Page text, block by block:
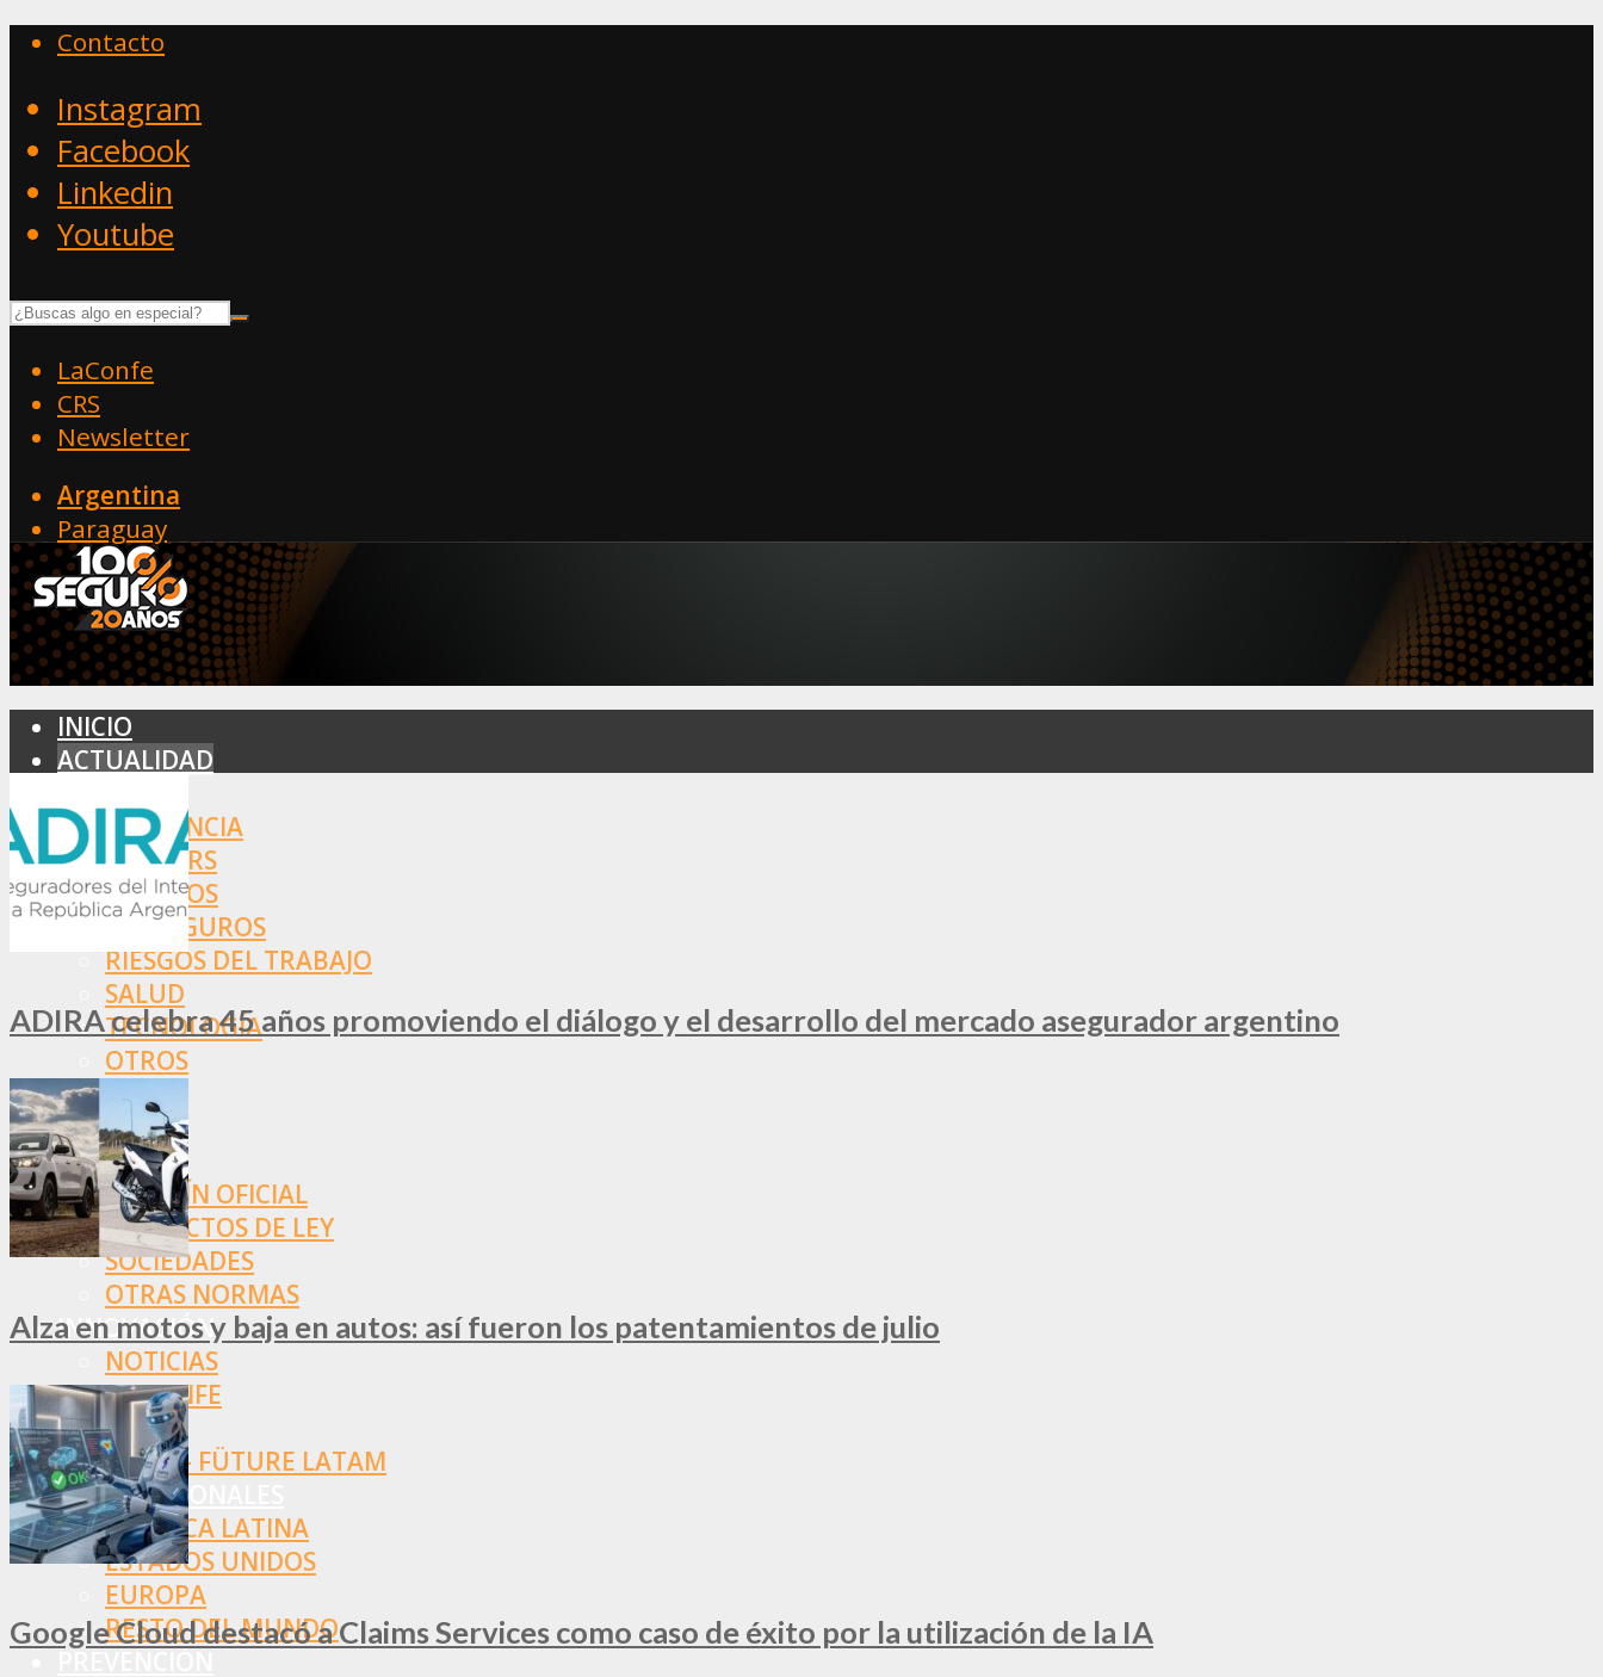
Contacto
Instagram
Facebook
Linkedin
Youtube
LaConfe
CRS
Newsletter
Argentina
Paraguay
INICIO
ACTUALIDAD
ASISTENCIA
BROKERS
SEGUROS
REASEGUROS
RIESGOS DEL TRABAJO
SALUD
TECNOLOGÍA
OTROS
NORMAS
SSN
SRT
BOLETÍN OFICIAL
PROYECTOS DE LEY
SOCIEDADES
OTRAS NORMAS
INNOVACIÓN
NOTICIAS
LA CONFE
ITC
INESE – FÜTURE LATAM
INTERNACIONALES
AMÉRICA LATINA
ESTADOS UNIDOS
EUROPA
RESTO DEL MUNDO
ADIRA celebra 45 años promoviendo el diálogo y el desarrollo del mercado asegurador argentino
Alza en motos y baja en autos: así fueron los patentamientos de julio
Google Cloud destacó a Claims Services como caso de éxito por la utilización de la IA